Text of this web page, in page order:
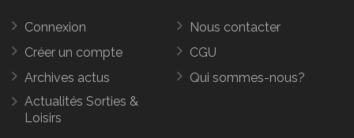
Connexion
Créer un compte
Archives actus
Actualités Sorties &
Loisirs
Nous contacter
CGU
Qui sommes-nous?